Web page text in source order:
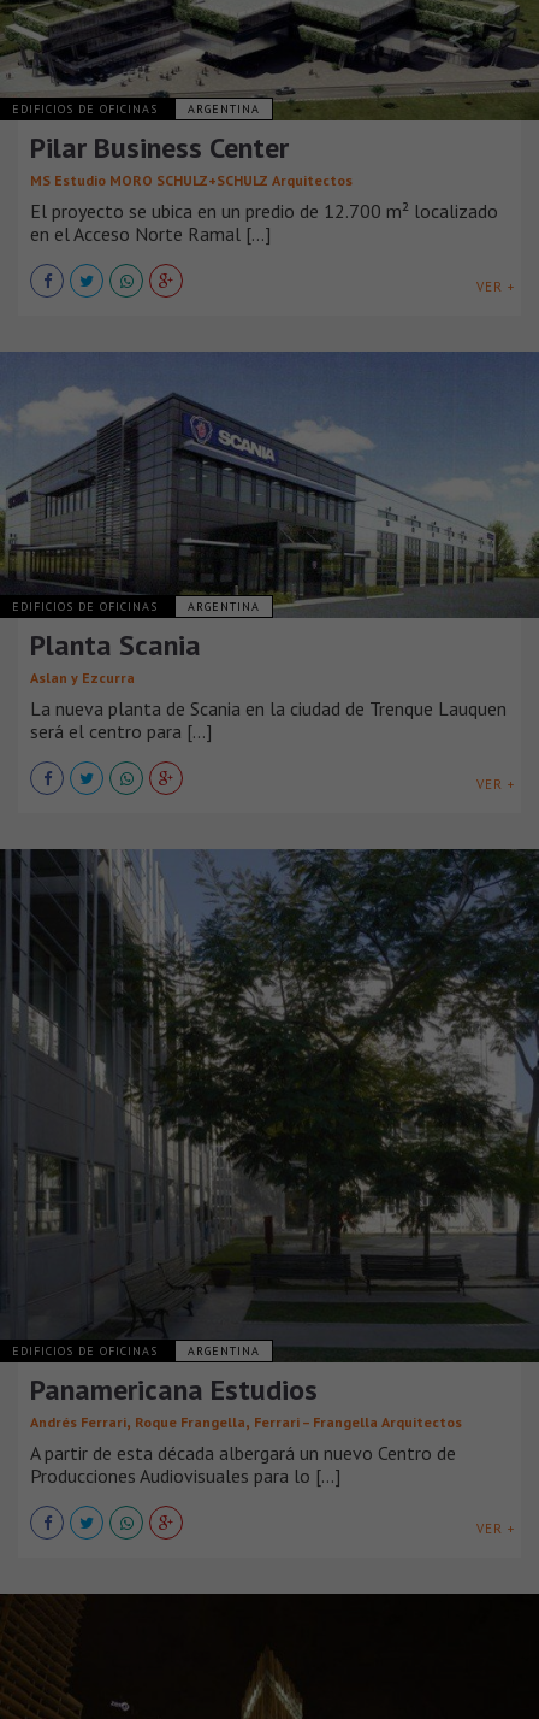
EDIFICIOS DE OFICINAS ARGENTINA
Pilar Business Center
MS Estudio MORO SCHULZ+SCHULZ Arquitectos
El proyecto se ubica en un predio de 12.700 m² localizado
en el Acceso Norte Ramal [...]
VER +
EDIFICIOS DE OFICINAS ARGENTINA
Planta Scania
Aslan y Ezcurra
La nueva planta de Scania en la ciudad de Trenque Lauquen
será el centro para [...]
VER +
EDIFICIOS DE OFICINAS ARGENTINA
Panamericana Estudios
Andrés Ferrari, Roque Frangella, Ferrari – Frangella Arquitectos
A partir de esta década albergará un nuevo Centro de
Producciones Audiovisuales para lo [...]
VER +